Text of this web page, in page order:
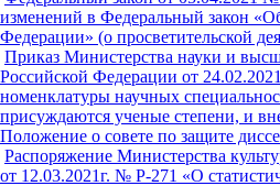
изменений в Федеральный закон
Федерации» (о просветительской
Приказ Министерства науки и
Российской Федерации от
номенклатуры научных
присуждаются ученые степени, и
Положение о совете по защите
Распоряжение Министерства
от 12.03.2021г. № Р-271 «О